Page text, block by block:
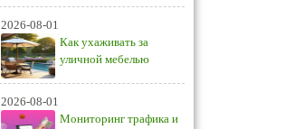
2026-08-01
Как ухаживать за
уличной мебелью
2026-08-01
Мониторинг трафика и